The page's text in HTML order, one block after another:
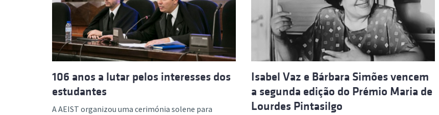
Formação Avançada
106 anos a lutar pelos interesses dos
estudantes
A AEIST organizou uma cerimónia solene para
Isabel Vaz e Bárbara Simões vencem
a segunda edição do Prémio Maria de
Lourdes Pintasilgo